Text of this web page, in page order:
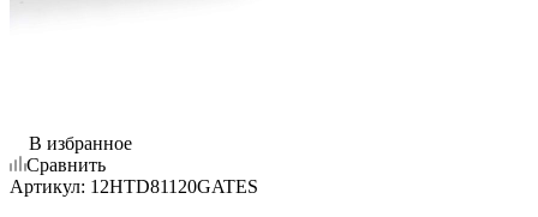
В избранное
Сравнить
Артикул: 12HTD81120GATES